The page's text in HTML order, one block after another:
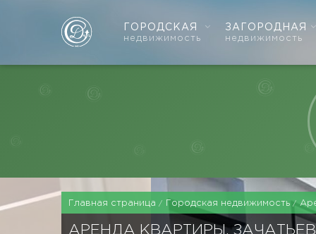
ГОРОДСКАЯ
недвижимость
ЗАГОРОДНАЯ
недвижимость
Главная страница Городская недвижимость
АРЕНДА КВАРТИРЫ,